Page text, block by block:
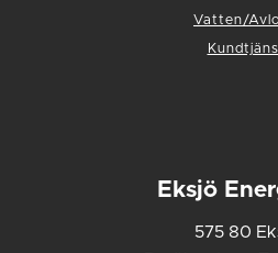
Vatten/
Eksjö
575 80